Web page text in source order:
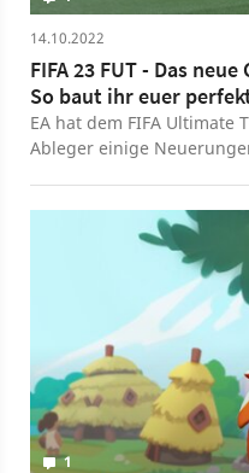
14.10.2022
FIFA 23 FUT - Das
So baut ihr euer
EA hat dem FIFA Ultimate
Ableger einige
Mannschaft aufstellt.
1